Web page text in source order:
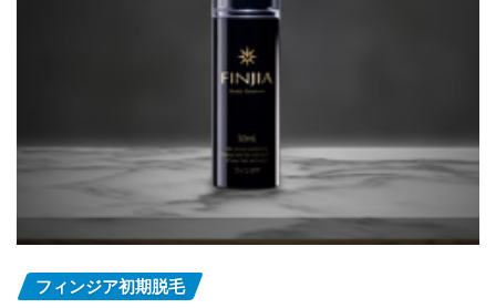
フィンジア初期脱毛